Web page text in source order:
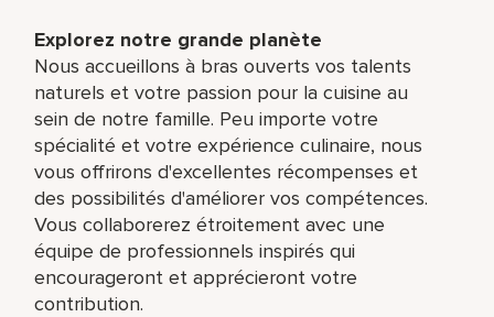
Explorez notre grande planète
Nous accueillons à bras ouverts vos talents
naturels et votre passion pour la cuisine au
sein de notre famille. Peu importe votre
spécialité et votre expérience culinaire, nous
vous offrirons d'excellentes récompenses et
des possibilités d'améliorer vos compétences.
Vous collaborerez étroitement avec une
équipe de professionnels inspirés qui
encourageront et apprécieront votre
contribution.